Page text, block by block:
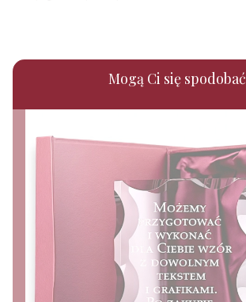
Mogą Ci się spodobać